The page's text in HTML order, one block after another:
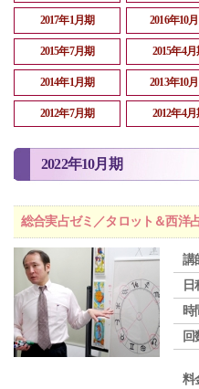
2017年1月期 2016年10
2015年7月期 2015年4月
2014年1月期 2013年10
2012年7月期 2012年4月
2022年10月期
総合実占ゼミ／タロット＆西洋
講
日
時
回
料